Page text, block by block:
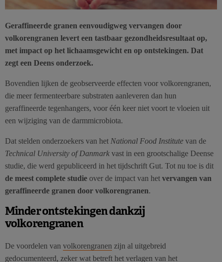
Geraffineerde granen eenvoudigweg vervangen door
volkorengranen levert een tastbaar gezondheidsresultaat op,
met impact op het lichaamsgewicht en op ontstekingen. Dat
zegt een Deens onderzoek.
Bovendien lijken de geobserveerde effecten voor volkorengranen,
die meer fermenteerbare substraten aanleveren dan hun
geraffineerde tegenhangers, voor één keer niet voort te vloeien uit
een wijziging van de darmmicrobiota.
Dat stelden onderzoekers van het National Food Institute van de
Technical University of Danmark vast in een grootschalige Deense
studie, die werd gepubliceerd in het tijdschrift Gut. Tot nu toe is dit
de meest complete studie over de impact van het vervangen van
geraffineerde granen door volkorengranen.
Minder ontstekingen dankzij
volkorengranen
De voordelen van volkorengranen zijn al uitgebreid
gedocumenteerd, zeker wat betreft het verlagen van het